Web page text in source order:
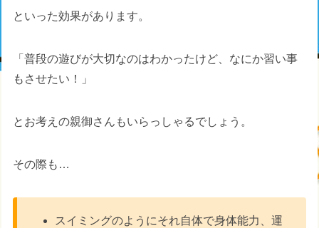
といった効果があります。
「普段の遊びが大切なのはわかったけど、なにか習い事
もさせたい！」
とお考えの親御さんもいらっしゃるでしょう。
その際も…
スイミングのようにそれ自体で身体能力、運